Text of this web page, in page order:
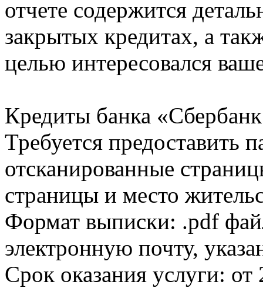
отчете содержится
закрытых кредитах, а
целью интересовался
Кредиты банка
Требуется предоставить
отсканированные
страницы и место
Формат выписки: .pdf
электронную почту,
Срок оказания услуги: от